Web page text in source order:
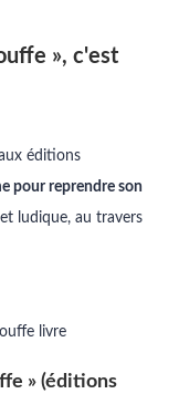
», c'est
éditions
pour reprendre son
ludique, au travers
» (éditions